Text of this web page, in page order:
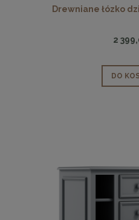
Drewniane łózko
2
DO